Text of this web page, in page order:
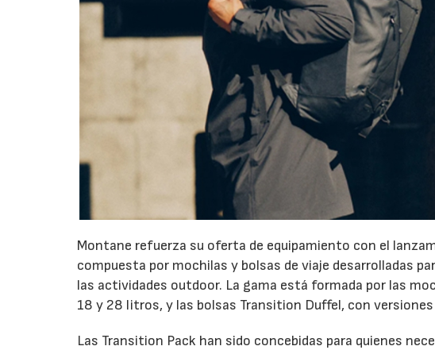
Montane refuerza su oferta de equipamiento con el
compuesta por mochilas y bolsas de viaje desarrolladas
las actividades outdoor. La gama está formada por las
18 y 28 litros, y las bolsas Transition Duffel, con
Las Transition Pack han sido concebidas para quienes